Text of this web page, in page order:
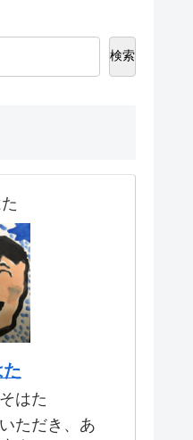
検索
はた
ただき、あ